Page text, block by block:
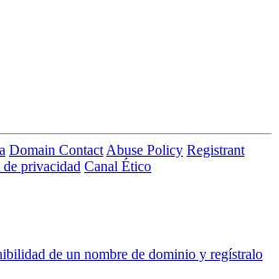
Domain Contact Abuse Policy Registrant
privacidad Canal Ético
de un nombre de dominio y regístralo